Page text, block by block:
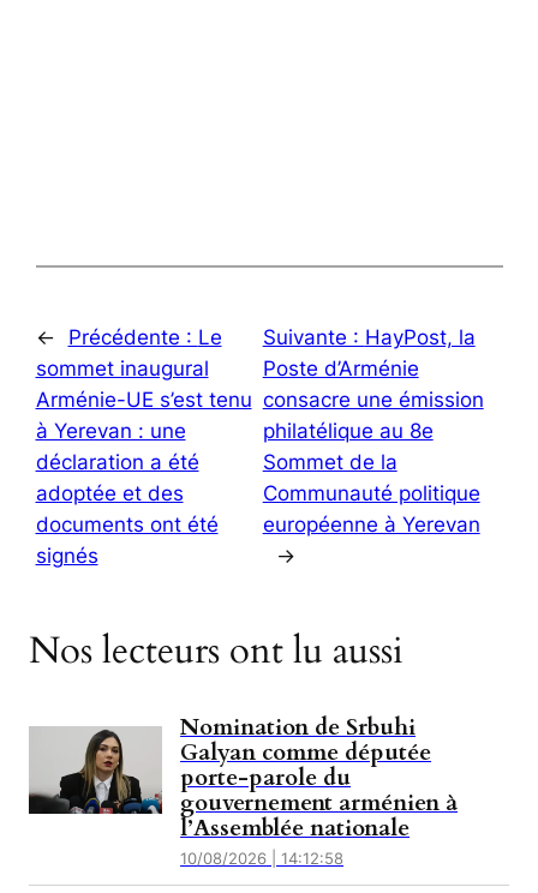
← Précédente : Le
sommet inaugural
Arménie-UE s’est tenu
à Yerevan : une
déclaration a été
adoptée et des
documents ont été
signés
Suivante : HayPost, la
Poste d’Arménie
consacre une émission
philatélique au 8e
Sommet de la
Communauté politique
européenne à Yerevan
→
Nos lecteurs ont lu aussi
Nomination de Srbuhi
Galyan comme députée
porte-parole du
gouvernement arménien à
l’Assemblée nationale
10/08/2026 | 14:12:58